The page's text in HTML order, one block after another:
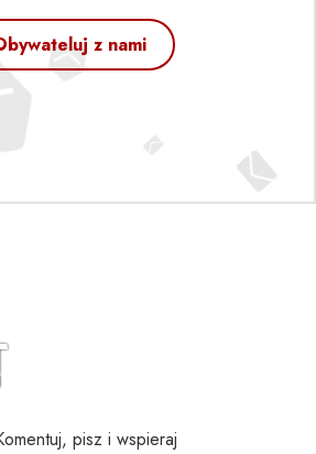
z nami
pisz i wspieraj